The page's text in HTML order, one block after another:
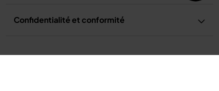
Confidentialité et conformité